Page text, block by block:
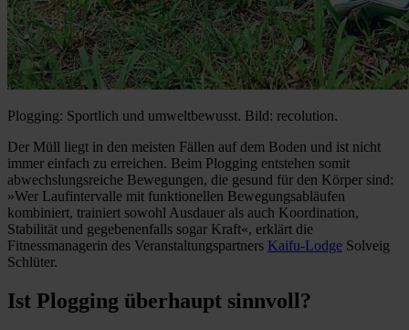
Plogging: Sportlich und umweltbewusst. Bild: recolution.
Der Müll liegt in den meisten Fällen auf dem Boden und ist nicht
immer einfach zu erreichen. Beim Plogging entstehen somit
abwechslungsreiche Bewegungen, die gesund für den Körper sind:
»Wer Laufintervalle mit funktionellen Bewegungsabläufen
kombiniert, trainiert sowohl Ausdauer als auch Koordination,
Stabilität und gegebenenfalls sogar Kraft«, erklärt die
Fitnessmanagerin des Veranstaltungspartners Kaifu-Lodge Solveig
Schlüter.
Ist Plogging überhaupt sinnvoll?